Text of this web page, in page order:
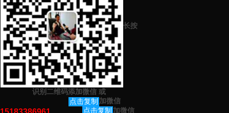
预约营销老师 添加微信号：scyxch
案！
上一篇：软文投放平台的百度权重重要吗（软文发布来这里）
下一篇：如何利用小红书精准引流（引流方法学习）
猜你感兴趣的内容
长按
识别二维码添加微信 或
点击复制 加微信
点击复制 加微信